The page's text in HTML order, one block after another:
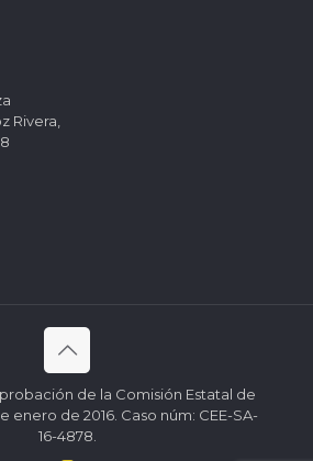
Rivera,
de la Comisión Estatal de
enero de 2016. Caso núm: CEE-SA-
16-4878.